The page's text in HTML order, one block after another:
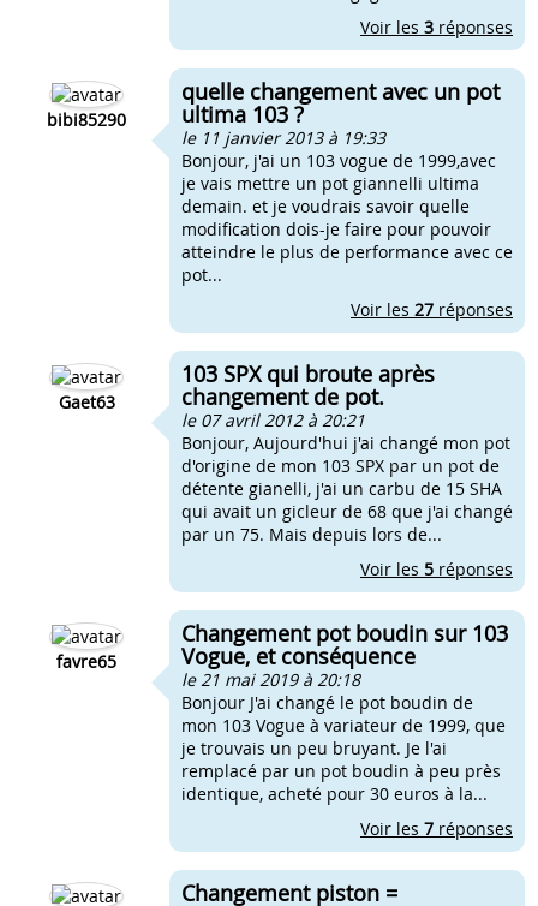
Voir les 3 réponses
bibi85290
quelle changement avec un pot
ultima 103 ?
le 11 janvier 2013 à 19:33
Bonjour, j'ai un 103 vogue de 1999,avec
je vais mettre un pot giannelli ultima
demain. et je voudrais savoir quelle
modification dois-je faire pour pouvoir
atteindre le plus de performance avec ce
pot...
Voir les 27 réponses
Gaet63
103 SPX qui broute après
changement de pot.
le 07 avril 2012 à 20:21
Bonjour, Aujourd'hui j'ai changé mon pot
d'origine de mon 103 SPX par un pot de
détente gianelli, j'ai un carbu de 15 SHA
qui avait un gicleur de 68 que j'ai changé
par un 75. Mais depuis lors de...
Voir les 5 réponses
favre65
Changement pot boudin sur 103
Vogue, et conséquence
le 21 mai 2019 à 20:18
Bonjour J'ai changé le pot boudin de
mon 103 Vogue à variateur de 1999, que
je trouvais un peu bruyant. Je l'ai
remplacé par un pot boudin à peu près
identique, acheté pour 30 euros à la...
Voir les 7 réponses
Changement piston =